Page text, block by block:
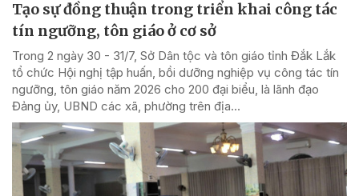
Tạo sự đồng thuận trong triển khai công tác
tín ngưỡng, tôn giáo ở cơ sở
Trong 2 ngày 30 - 31/7, Sở Dân tộc và tôn giáo tỉnh Đắk Lắk
tổ chức Hội nghị tập huấn, bồi dưỡng nghiệp vụ công tác tín
ngưỡng, tôn giáo năm 2026 cho 200 đại biểu, là lãnh đạo
Đảng ủy, UBND các xã, phường trên địa...